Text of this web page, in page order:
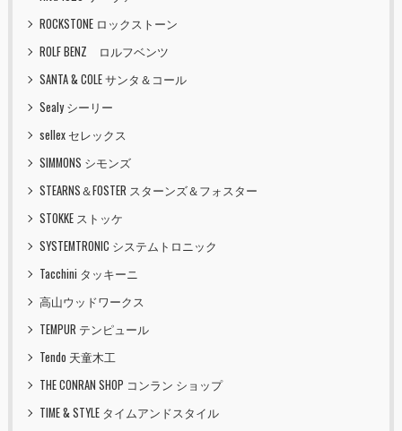
ROCKSTONE ロックストーン
ROLF BENZ ロルフベンツ
SANTA & COLE サンタ＆コール
Sealy シーリー
sellex セレックス
SIMMONS シモンズ
STEARNS＆FOSTER スターンズ＆フォスター
STOKKE ストッケ
SYSTEMTRONIC システムトロニック
Tacchini タッキーニ
高山ウッドワークス
TEMPUR テンピュール
Tendo 天童木工
THE CONRAN SHOP コンラン ショップ
TIME & STYLE タイムアンドスタイル